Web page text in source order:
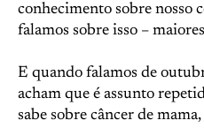
conhecimento sobre nosso
falamos sobre isso –
E quando falamos de
acham que é assunto
sabe sobre câncer de